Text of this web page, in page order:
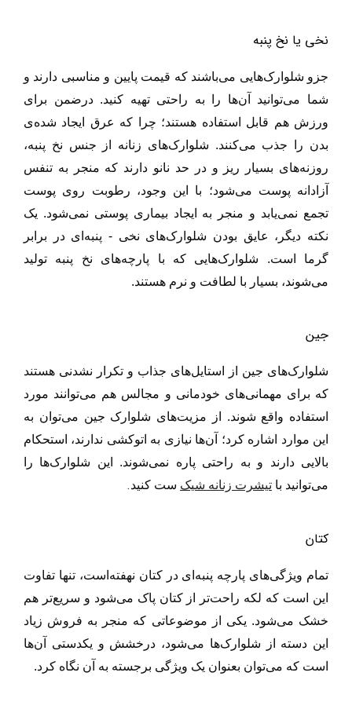
نخی یا نخ پنبه
جزو شلوارک‌هایی می‌باشند که قیمت پایین و مناسبی دارند و
شما می‌توانید آن‌ها را به راحتی تهیه کنید‌. درضمن برای
ورزش هم قابل استفاده هستند؛ چرا که عرق ایجاد شده‌ی
بدن را جذب می‌کنند. شلوارک‌های زنانه از جنس نخ پنبه،
روزنه‌های بسیار ریز و در حد نانو دارند که منجر به تنفس
آزادانه پوست می‌شود؛ با این وجود، رطوبت روی پوست
تجمع نمی‌یابد و منجر به ایجاد بیماری پوستی نمی‌شود. یک
نکته دیگر، عایق بودن شلوارک‌های نخی - پنبه‌ای در برابر
گرما است. شلوارک‌هایی که با پارچه‌های نخ پنبه تولید
می‌شوند، بسیار با لطافت و نرم هستند.
جین
شلوارک‌های جین از استایل‌های جذاب و تکرار نشدنی هستند
که برای مهمانی‌ها‌ی خودمانی و مجالس هم می‌توانند مورد
استفاده واقع شوند. از مزیت‌های شلوارک جین می‌توان به
این موارد اشاره کرد؛ آن‌ها نیازی به اتوکشی ندارند، استحکام
بالایی دارند و به راحتی پاره نمی‌شوند. این شلوارک‌ها را
می‌توانید با تیشرت زنانه شیک ست کنید.
کتان
تمام ویژگی‌های پارچه پنبه‌ای در کتان نهفته‌است، تنها تفاوت
این است که لکه راحت‌تر از کتان پاک می‌شود و سریع‌تر هم
خشک می‌شود. یکی از موضوعاتی که منجر به فروش زیاد
این دسته از شلوارک‌ها می‌شود، درخشش و یکدستی آن‌ها
است که می‌توان بعنوان یک ویژگی برجسته به آن نگاه کرد.